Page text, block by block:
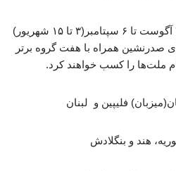
مسابقات مقدماتی از تاریخ ۲۵ آگوست تا ۶ سپتامبر(۳ تا ۱۵ شهریور)
صدرنشین همراه با هفت گروه برتر
ملت‌ها را کسب خواهند کرد.